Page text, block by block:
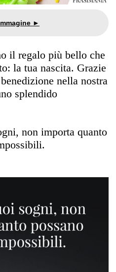
il regalo più bello che
la tua nascita. Grazie
nella nostra
splendido
non importa quanto